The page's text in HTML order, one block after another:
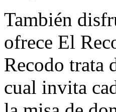
También
ofrece El
Recodo trata
cual invita